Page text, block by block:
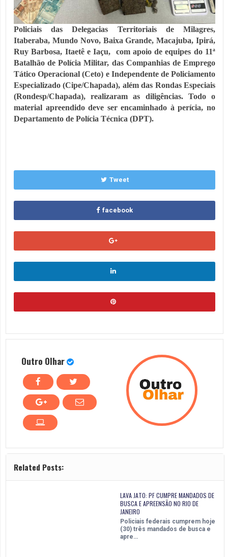
Policiais das Delegacias Territoriais de Milagres,
Itaberaba, Mundo Novo, Baixa Grande, Macajuba, Ipirá,
Ruy Barbosa, Itaetê e Iaçu, com apoio de equipes do 11ª
Batalhão de Polícia Militar, das Companhias de Emprego
Tático Operacional (Ceto) e Independente de Policiamento
Especializado (Cipe/Chapada), além das Rondas Especiais
(Rondesp/Chapada), realizaram as diligências. Todo o
material apreendido deve ser encaminhado à perícia, no
Departamento de Polícia Técnica (DPT).
Tweet
facebook
Outro Olhar
Related Posts:
LAVA JATO: PF CUMPRE MANDADOS DE
BUSCA E APREENSÃO NO RIO DE
JANEIRO
Policiais federais cumprem hoje
(30) três mandados de busca e
apre…